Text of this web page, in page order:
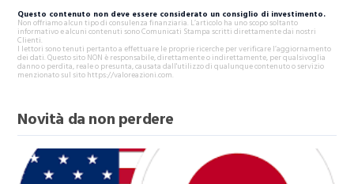
Questo contenuto non deve essere considerato un consiglio di investimento.
Non offriamo alcun tipo di consulenza finanziaria. L’articolo ha uno scopo soltanto
informativo e alcuni contenuti sono Comunicati Stampa scritti direttamente dai nostri
Clienti.
I lettori sono tenuti pertanto a effettuare le proprie ricerche per verificare l’aggiornamento
dei dati. Questo sito NON è responsabile, direttamente o indirettamente, per qualsivoglia
danno o perdita, reale o presunta, causata dall'utilizzo di qualunque contenuto o servizio
menzionato sul sito https://valoreazioni.com.
Novità da non perdere